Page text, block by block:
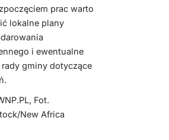
prac warto
lokalne plany
i ewentualne
rady gminy dotyczące
Fot.
New Africa